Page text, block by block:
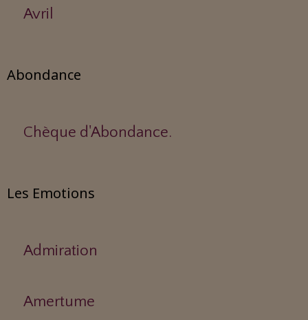
Avril
Abondance
Chèque d'Abondance.
Les Emotions
Admiration
Amertume